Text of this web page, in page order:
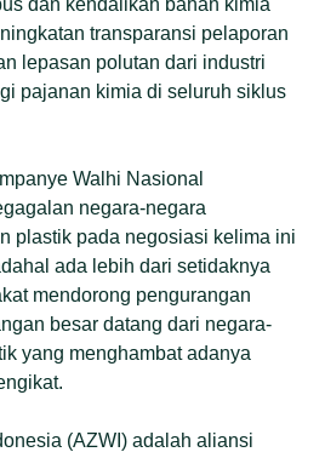
transparansi pelaporan
lepasan polutan dari industri
pajanan kimia di seluruh siklus
Walhi Nasional
negara-negara
plastik pada negosiasi kelima ini
ada lebih dari setidaknya
mendorong pengurangan
besar datang dari negara-
yang menghambat adanya
(AZWI) adalah aliansi